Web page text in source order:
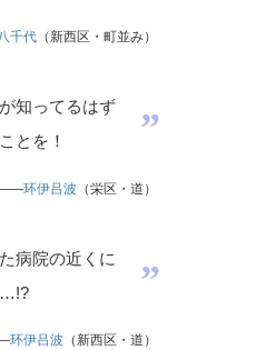
千代（新西区・町並み）
知ってるはず
とを！
”
环伊吕波 （栄区・道）
病院の近くに
…!?
”
环伊吕波 （新西区・道）